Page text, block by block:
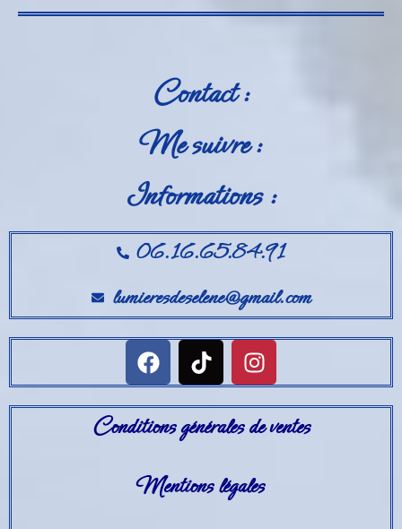
Contact :
Me suivre :
Informations :
06.16.65.84.91
lumieresdeselene@gmail.com
Conditions générales de ventes
Mentions légales